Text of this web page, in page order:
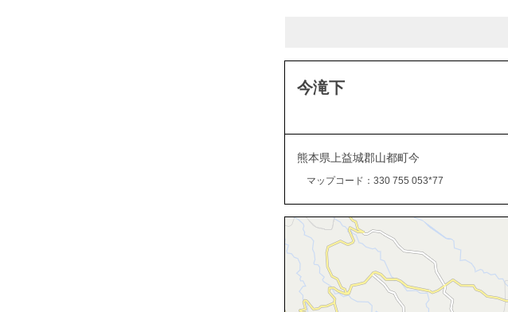
今滝下
熊本県上益城郡山都町今
マップコード：330 755 053*77